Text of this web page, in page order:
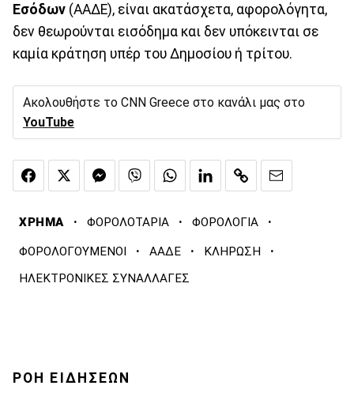
Εσόδων (ΑΑΔΕ), είναι ακατάσχετα, αφορολόγητα,
δεν θεωρούνται εισόδημα και δεν υπόκεινται σε
καμία κράτηση υπέρ του Δημοσίου ή τρίτου.
Ακολουθήστε το CNN Greece στο κανάλι μας στο
YouTube
ΧΡΗΜΑ · ΦΟΡΟΛΟΤΑΡΙΑ · ΦΟΡΟΛΟΓΙΑ ·
ΦΟΡΟΛΟΓΟΥΜΕΝΟΙ · ΑΑΔΕ · ΚΛΗΡΩΣΗ ·
ΗΛΕΚΤΡΟΝΙΚΕΣ ΣΥΝΑΛΛΑΓΕΣ
ΡΟΗ ΕΙΔΗΣΕΩΝ